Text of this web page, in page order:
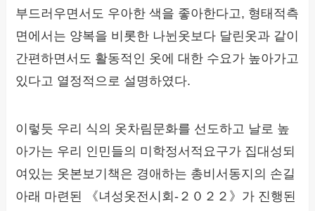
부드러우면서도 우아한 색을 좋아한다고, 형태적측
면에서는 양복을 비롯한 나뉜옷보다 달린옷과 같이
간편하면서도 활동적인 옷에 대한 수요가 높아가고
있다고 열정적으로 설명하였다.
이렇듯 우리 식의 옷차림문화를 선도하고 날로 높
아가는 우리 인민들의 미학정서적요구가 집대성되
여있는 옷본보기책은 경애하는 총비서동지의 손길
아래 마련된 《녀성옷전시회-２０２２》가 진행된